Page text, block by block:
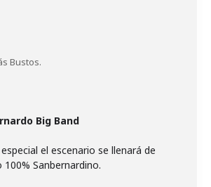
Bustos.
Big Band
el escenario se llenará de
Sanbernardino.